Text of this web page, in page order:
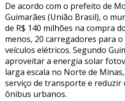
De acordo com o prefeito de
Guimarães (União Brasil), o
de R$ 140 milhões na compra
menos, 20 carregadores para
veículos elétricos. Segundo
aproveitar a energia solar
larga escala no Norte de
serviço de transporte e reduzir
ônibus urbanos.